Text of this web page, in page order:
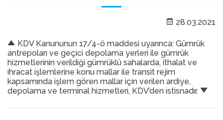
28.03.2021
KDV Kanununun 17/4-ö maddesi uyarınca: Gümrük
antrepoları ve geçici depolama yerleri ile gümrük
hizmetlerinin verildiği gümrüklü sahalarda, ithalat ve
ihracat işlemlerine konu mallar ile transit rejim
kapsamında işlem gören mallar için verilen ardiye,
depolama ve terminal hizmetleri, KDV’den istisnadır.